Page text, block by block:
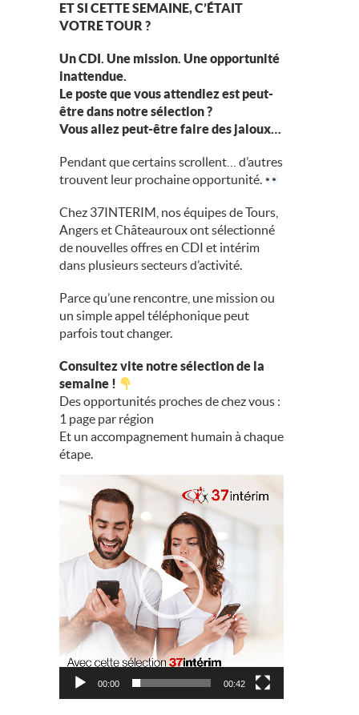
ET SI CETTE SEMAINE, C’ÉTAIT
VOTRE TOUR ?
Un CDI. Une mission. Une opportunité
inattendue.
Le poste que vous attendiez est peut-
être dans notre sélection ?
Vous allez peut-être faire des jaloux…
Pendant que certains scrollent… d’autres
trouvent leur prochaine opportunité.
Chez 37INTERIM, nos équipes de Tours,
Angers et Châteauroux ont sélectionné
de nouvelles offres en CDI et intérim
dans plusieurs secteurs d’activité.
Parce qu’une rencontre, une mission ou
un simple appel téléphonique peut
parfois tout changer.
Consultez vite notre sélection de la
semaine !
Des opportunités proches de chez vous :
1 page par région
Et un accompagnement humain à chaque
étape.
vidéo
00:00 00:42